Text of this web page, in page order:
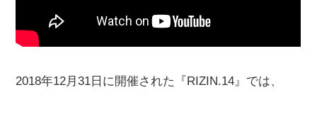
2018年12月31日に開催された『RIZIN.14』では、